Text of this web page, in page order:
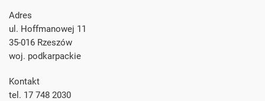
Adres
ul. Hoffmanowej 11
35-016 Rzeszów
woj. podkarpackie
Kontakt
tel. 17 748 2030